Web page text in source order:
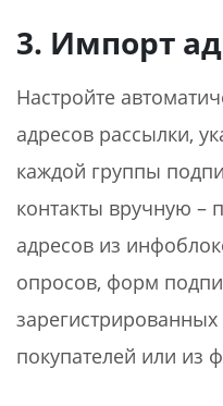
3. Импорт
Настройте
адресов рассылки,
каждой группы
контакты вручную –
адресов из
опросов, форм
покупателей или из